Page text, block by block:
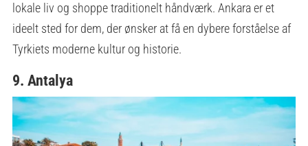
lokale liv og shoppe traditionelt håndværk. Ankara er et
ideelt sted for dem, der ønsker at få en dybere forståelse af
Tyrkiets moderne kultur og historie.
9. Antalya